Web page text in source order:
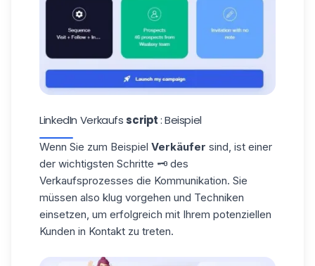
LinkedIn Verkaufs script: Beispiel
Wenn Sie zum Beispiel Verkäufer sind, ist einer
der wichtigsten Schritte 🗝️ des
Verkaufsprozesses die Kommunikation. Sie
müssen also klug vorgehen und Techniken
einsetzen, um erfolgreich mit Ihrem potenziellen
Kunden in Kontakt zu treten.